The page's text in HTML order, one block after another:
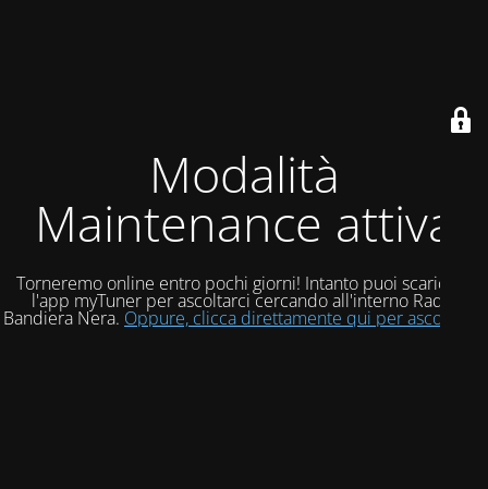
Modalità
Maintenance attiva
Torneremo online entro pochi giorni! Intanto puoi scaricare
l'app myTuner per ascoltarci cercando all'interno Radio
Bandiera Nera. Oppure, clicca direttamente qui per ascoltarci!